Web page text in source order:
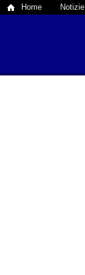
Home Notizie